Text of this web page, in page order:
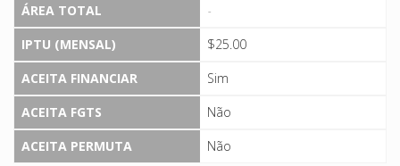
ÁREA TOTAL
-
IPTU (MENSAL)
$25.00
ACEITA FINANCIAR
Sim
ACEITA FGTS
Não
ACEITA PERMUTA
Não